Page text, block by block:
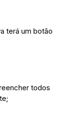
terá um botão
todos